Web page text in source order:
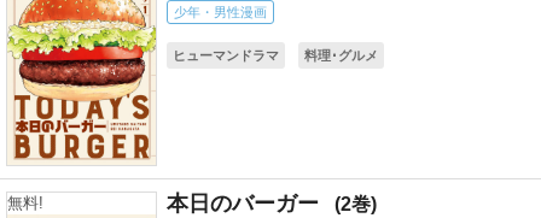
少年・男性漫画
ヒューマンドラマ 料理･グルメ
無料! 本日のバーガー 2